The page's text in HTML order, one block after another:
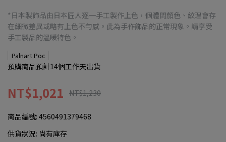
*日本製飾品由日本匠人逐一手工製作上色，個體間顏色、紋理會存
在細微差異或略有上色不勻感。此為手作飾品的正常現象。請享受
手工製品的溫暖特色。
Palnart Poc
預購商品預計14個工作天出貨
NT$1,021 NT$1,230
商品編號: 4560491379468
供貨狀況: 尚有庫存